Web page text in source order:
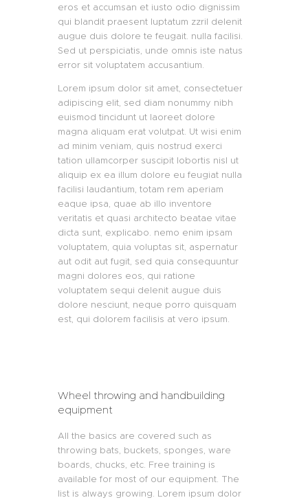
eros et accumsan et iusto odio dignissim
qui blandit praesent luptatum zzril delenit
augue duis dolore te feugait. nulla facilisi.
Sed ut perspiciatis, unde omnis iste natus
error sit voluptatem accusantium.
Lorem ipsum dolor sit amet, consectetuer
adipiscing elit, sed diam nonummy nibh
euismod tincidunt ut laoreet dolore
magna aliquam erat volutpat. Ut wisi enim
ad minim veniam, quis nostrud exerci
tation ullamcorper suscipit lobortis nisl ut
aliquip ex ea illum dolore eu feugiat nulla
facilisi laudantium, totam rem aperiam
eaque ipsa, quae ab illo inventore
veritatis et quasi architecto beatae vitae
dicta sunt, explicabo. nemo enim ipsam
voluptatem, quia voluptas sit, aspernatur
aut odit aut fugit, sed quia consequuntur
magni dolores eos, qui ratione
voluptatem sequi delenit augue duis
dolore nesciunt, neque porro quisquam
est, qui dolorem facilisis at vero ipsum.
Wheel throwing and handbuilding
equipment
All the basics are covered such as
throwing bats, buckets, sponges, ware
boards, chucks, etc. Free training is
available for most of our equipment. The
list is always growing. Lorem ipsum dolor